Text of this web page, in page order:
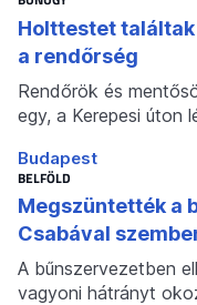
Holttestet
a rendőrség
Rendőrök és
egy, a Kerepesi úton
Budapest
BELFÖLD
Megszüntették a
Csabával
A bűnszervezetben
vagyoni hátrányt